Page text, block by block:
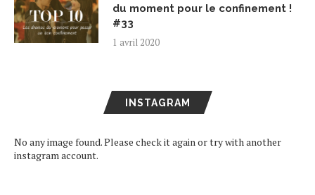
du moment pour le confinement !
#33
1 avril 2020
INSTAGRAM
No any image found. Please check it again or try with another
instagram account.